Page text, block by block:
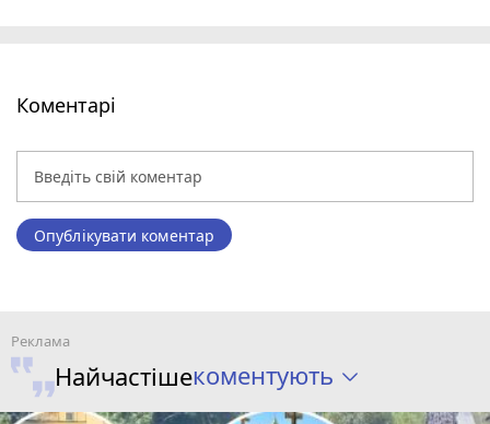
Коментарі
Опублікувати коментар
Найчастішекоментують